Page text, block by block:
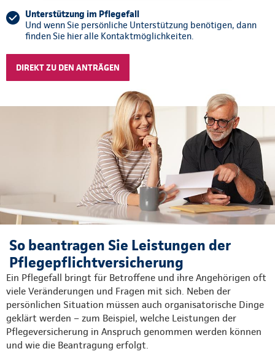
Unterstützung im Pflegefall
Und wenn Sie persönliche Unterstützung benötigen, dann
finden Sie hier alle Kontaktmöglichkeiten.
DIREKT ZU DEN ANTRÄGEN
So beantragen Sie Leistungen der
Pflegepflichtversicherung
Ein Pflegefall bringt für Betroffene und ihre Angehörigen oft
viele Veränderungen und Fragen mit sich. Neben der
persönlichen Situation müssen auch organisatorische Dinge
geklärt werden – zum Beispiel, welche Leistungen der
Pflegeversicherung in Anspruch genommen werden können
und wie die Beantragung erfolgt.